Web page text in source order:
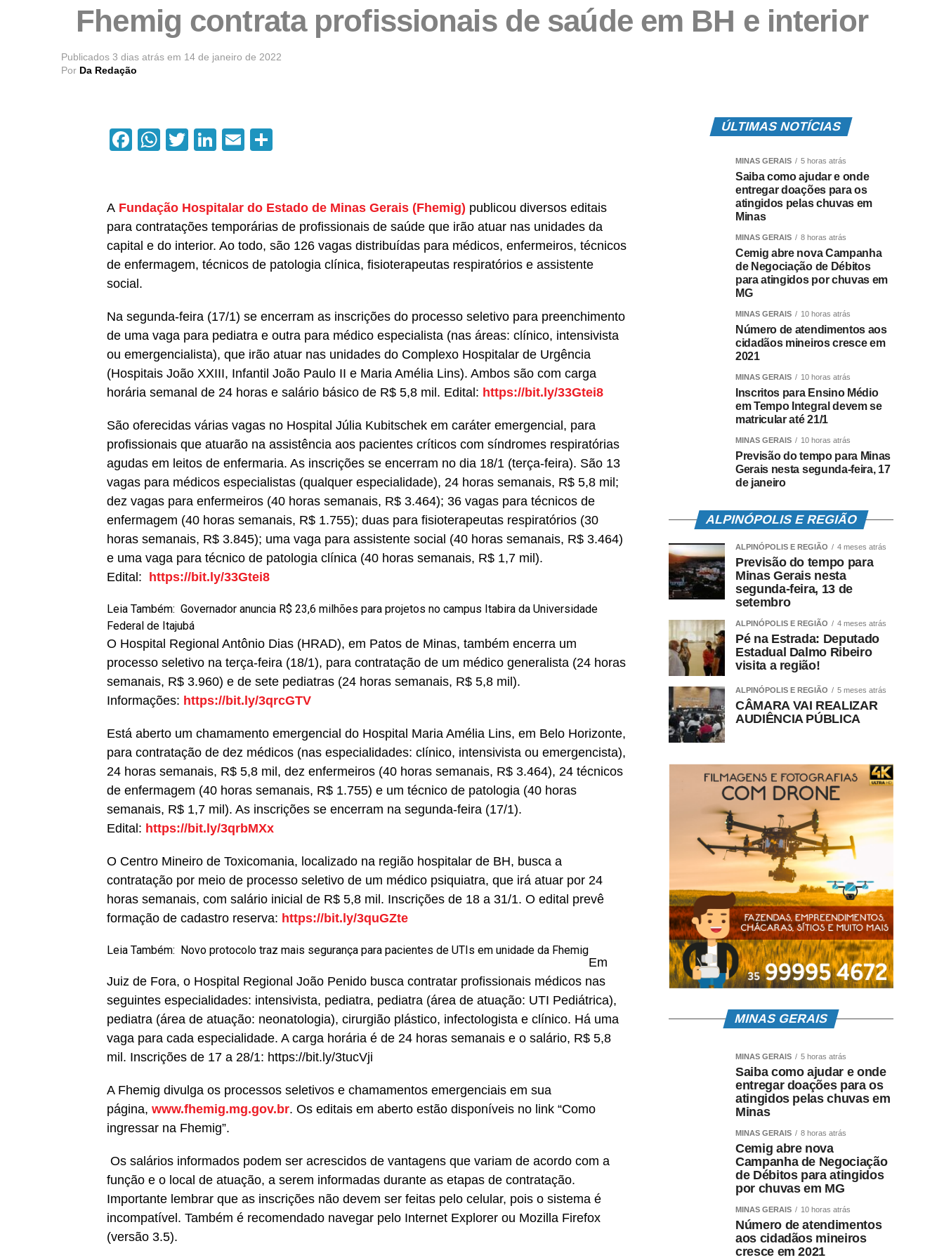
Fhemig contrata profissionais de saúde em BH e interior
Publicados 3 dias atrás em 14 de janeiro de 2022
Por Da Redação
Facebook
WhatsApp
Twitter
LinkedIn
Email
A Fundação Hospitalar do Estado de Minas Gerais (Fhemig) publicou diversos editais
para contratações temporárias de profissionais de saúde que irão atuar nas unidades da
capital e do interior. Ao todo, são 126 vagas distribuídas para médicos, enfermeiros, técnicos
de enfermagem, técnicos de patologia clínica, fisioterapeutas respiratórios e assistente
social.
Na segunda-feira (17/1) se encerram as inscrições do processo seletivo para preenchimento
de uma vaga para pediatra e outra para médico especialista (nas áreas: clínico, intensivista
ou emergencialista), que irão atuar nas unidades do Complexo Hospitalar de Urgência
(Hospitais João XXIII, Infantil João Paulo II e Maria Amélia Lins). Ambos são com carga
horária semanal de 24 horas e salário básico de R$ 5,8 mil. Edital: https://bit.ly/33Gtei8
São oferecidas várias vagas no Hospital Júlia Kubitschek em caráter emergencial, para
profissionais que atuarão na assistência aos pacientes críticos com síndromes respiratórias
agudas em leitos de enfermaria. As inscrições se encerram no dia 18/1 (terça-feira). São 13
vagas para médicos especialistas (qualquer especialidade), 24 horas semanais, R$ 5,8 mil;
dez vagas para enfermeiros (40 horas semanais, R$ 3.464); 36 vagas para técnicos de
enfermagem (40 horas semanais, R$ 1.755); duas para fisioterapeutas respiratórios (30
horas semanais, R$ 3.845); uma vaga para assistente social (40 horas semanais, R$ 3.464)
e uma vaga para técnico de patologia clínica (40 horas semanais, R$ 1,7 mil).
Edital:
https://bit.ly/33Gtei8
Leia Também: Governador anuncia R$ 23,6 milhões para projetos no campus Itabira da Universidade
Federal de Itajubá
O Hospital Regional Antônio Dias (HRAD), em Patos de Minas, também encerra um
processo seletivo na terça-feira (18/1), para contratação de um médico generalista (24 horas
semanais, R$ 3.960) e de sete pediatras (24 horas semanais, R$ 5,8 mil).
Informações: https://bit.ly/3qrcGTV
Está aberto um chamamento emergencial do Hospital Maria Amélia Lins, em Belo Horizonte,
para contratação de dez médicos (nas especialidades: clínico, intensivista ou emergencista),
24 horas semanais, R$ 5,8 mil, dez enfermeiros (40 horas semanais, R$ 3.464), 24 técnicos
de enfermagem (40 horas semanais, R$ 1.755) e um técnico de patologia (40 horas
semanais, R$ 1,7 mil). As inscrições se encerram na segunda-feira (17/1).
Edital: https://bit.ly/3qrbMXx
O Centro Mineiro de Toxicomania, localizado na região hospitalar de BH, busca a
contratação por meio de processo seletivo de um médico psiquiatra, que irá atuar por 24
horas semanais, com salário inicial de R$ 5,8 mil. Inscrições de 18 a 31/1. O edital prevê
formação de cadastro reserva: https://bit.ly/3quGZte
Leia Também: Novo protocolo traz mais segurança para pacientes de UTIs em unidade da Fhemig
Em
Juiz de Fora, o Hospital Regional João Penido busca contratar profissionais médicos nas
seguintes especialidades: intensivista, pediatra, pediatra (área de atuação: UTI Pediátrica),
pediatra (área de atuação: neonatologia), cirurgião plástico, infectologista e clínico. Há uma
vaga para cada especialidade. A carga horária é de 24 horas semanais e o salário, R$ 5,8
mil. Inscrições de 17 a 28/1: https://bit.ly/3tucVji
A Fhemig divulga os processos seletivos e chamamentos emergenciais em sua
página, www.fhemig.mg.gov.br. Os editais em aberto estão disponíveis no link “Como
ingressar na Fhemig”.
Os salários informados podem ser acrescidos de vantagens que variam de acordo com a
função e o local de atuação, a serem informadas durante as etapas de contratação.
Importante lembrar que as inscrições não devem ser feitas pelo celular, pois o sistema é
incompatível. Também é recomendado navegar pelo Internet Explorer ou Mozilla Firefox
(versão 3.5).
ÚLTIMAS NOTÍCIAS
MINAS GERAIS 5 horas atrás
Saiba como ajudar e onde
entregar doações para os
atingidos pelas chuvas em
Minas
MINAS GERAIS 8 horas atrás
Cemig abre nova Campanha
de Negociação de Débitos
para atingidos por chuvas em
MG
MINAS GERAIS 10 horas atrás
Número de atendimentos aos
cidadãos mineiros cresce em
2021
MINAS GERAIS 10 horas atrás
Inscritos para Ensino Médio
em Tempo Integral devem se
matricular até 21/1
MINAS GERAIS 10 horas atrás
Previsão do tempo para Minas
Gerais nesta segunda-feira, 17
de janeiro
ALPINÓPOLIS E REGIÃO
ALPINÓPOLIS E REGIÃO 4 meses atrás
Previsão do tempo para
Minas Gerais nesta
segunda-feira, 13 de
setembro
ALPINÓPOLIS E REGIÃO 4 meses atrás
Pé na Estrada: Deputado
Estadual Dalmo Ribeiro
visita a região!
ALPINÓPOLIS E REGIÃO 5 meses atrás
CÂMARA VAI REALIZAR
AUDIÊNCIA PÚBLICA
MINAS GERAIS
MINAS GERAIS 5 horas atrás
Saiba como ajudar e onde
entregar doações para os
atingidos pelas chuvas em
Minas
MINAS GERAIS 8 horas atrás
Cemig abre nova
Campanha de Negociação
de Débitos para atingidos
por chuvas em MG
MINAS GERAIS 10 horas atrás
Número de atendimentos
aos cidadãos mineiros
cresce em 2021